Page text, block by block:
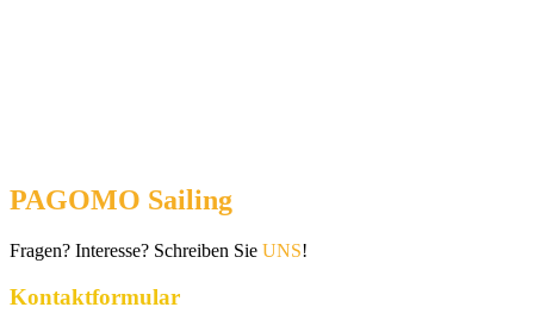
PAGOMO Sailing
Fragen? Interesse? Schreiben Sie UNS!
Kontaktformular